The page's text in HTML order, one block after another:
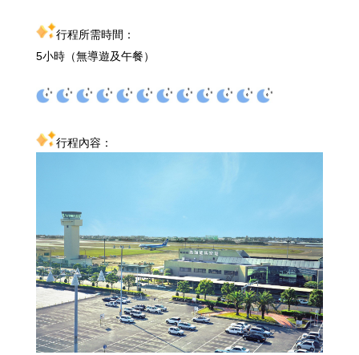
行程所需時間：
5小時（無導遊及午餐）
行程內容：